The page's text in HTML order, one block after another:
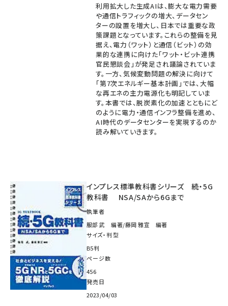
利用拡大した生成AIは、膨大な電力需要
や通信トラフィックの増大、データセン
ターの設置を増大し、日本では重要な政
策課題となっています。これらの整備を見
据え、電力（ワット）と通信（ビット）の効
果的な連携に向けた「ワット・ビット連携
官民懇談会」が発足され議論されていま
す。一方、気候変動問題の解決に向けて
「第7次エネルギー基本計画」では、大幅
な再エネの主力電源化も明記していま
す。本書では、脱炭素化の加速とともにど
のように電力・通信インフラ整備を進め、
AI時代のデータセンターを実現するのか
読み解いていきます。
インプレス標準教科書シリーズ 続・5G
教科書 NSA/SAから6Gまで
執筆者
服部 武 編著/藤岡 雅宣 編著
サイズ・判型
B5判
ページ数
456
発売日
2023/04/03